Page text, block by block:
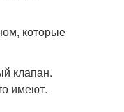
которые
клапан.
имеют.